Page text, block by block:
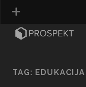
TAG: EDUKACIJA